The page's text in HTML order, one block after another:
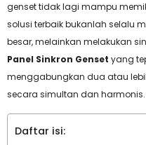
genset tidak lagi mampu
solusi terbaik bukanlah selalu
besar, melainkan melakukan
Panel Sinkron Genset yang
menggabungkan dua atau
secara simultan dan harmonis.
Daftar isi: